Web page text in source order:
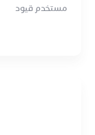
مستخدم قيود